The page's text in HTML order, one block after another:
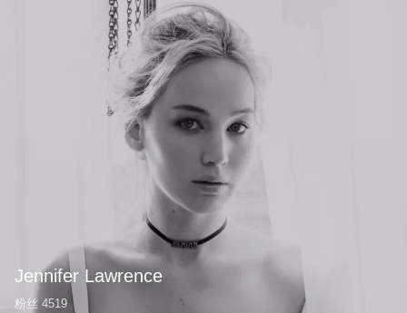
Jennifer Lawrence
粉丝 4519